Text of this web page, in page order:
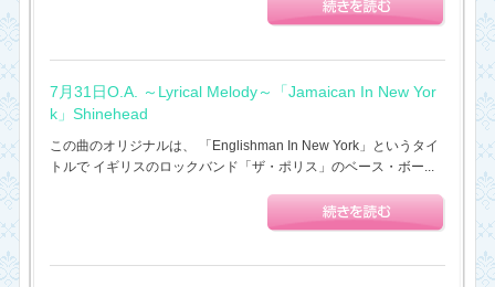
7月31日O.A. ～Lyrical Melody～「Jamaican In New Yor
k」Shinehead
この曲のオリジナルは、 「Englishman In New York」というタイ
トルで イギリスのロックバンド「ザ・ポリス」のベース・ボー...